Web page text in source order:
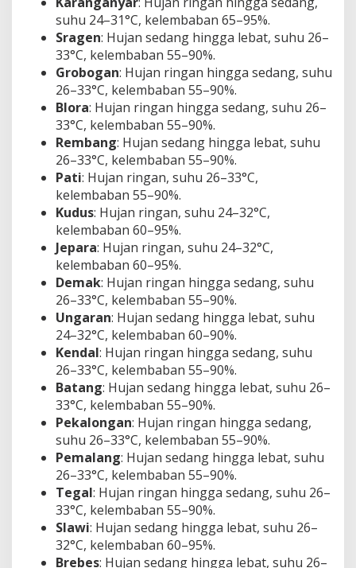
suhu 24–31°C, kelembaban 65–95%.
Sragen: Hujan sedang hingga lebat, suhu 26–
33°C, kelembaban 55–90%.
Grobogan: Hujan ringan hingga sedang, suhu
26–33°C, kelembaban 55–90%.
Blora: Hujan ringan hingga sedang, suhu 26–
33°C, kelembaban 55–90%.
Rembang: Hujan sedang hingga lebat, suhu
26–33°C, kelembaban 55–90%.
Pati: Hujan ringan, suhu 26–33°C,
kelembaban 55–90%.
Kudus: Hujan ringan, suhu 24–32°C,
kelembaban 60–95%.
Jepara: Hujan ringan, suhu 24–32°C,
kelembaban 60–95%.
Demak: Hujan ringan hingga sedang, suhu
26–33°C, kelembaban 55–90%.
Ungaran: Hujan sedang hingga lebat, suhu
24–32°C, kelembaban 60–90%.
Kendal: Hujan ringan hingga sedang, suhu
26–33°C, kelembaban 55–90%.
Batang: Hujan sedang hingga lebat, suhu 26–
33°C, kelembaban 55–90%.
Pekalongan: Hujan ringan hingga sedang,
suhu 26–33°C, kelembaban 55–90%.
Pemalang: Hujan sedang hingga lebat, suhu
26–33°C, kelembaban 55–90%.
Tegal: Hujan ringan hingga sedang, suhu 26–
33°C, kelembaban 55–90%.
Slawi: Hujan sedang hingga lebat, suhu 26–
32°C, kelembaban 60–95%.
Brebes: Hujan sedang hingga lebat, suhu 26–